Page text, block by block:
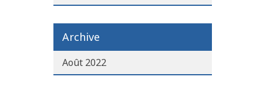
Archive
Août 2022